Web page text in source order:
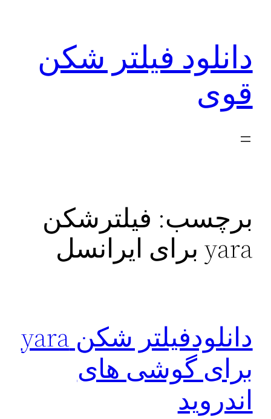
دانلود فیلتر شکن
قوی
برچسب: فیلترشکن
yara برای ايرانسل
دانلودفیلتر شکن yara
برای گوشی های
اندروید